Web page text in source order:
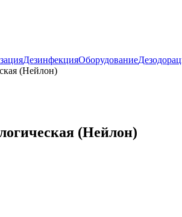
ДезинфекцияОборудование
(Нейлон)
(Нейлон)